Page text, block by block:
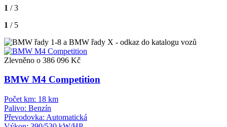
1 / 3
1 / 5
Zlevněno o 386 096 Kč
BMW M4 Competition
Počet km: 18 km
Palivo: Benzín
Převodovka: Automatická